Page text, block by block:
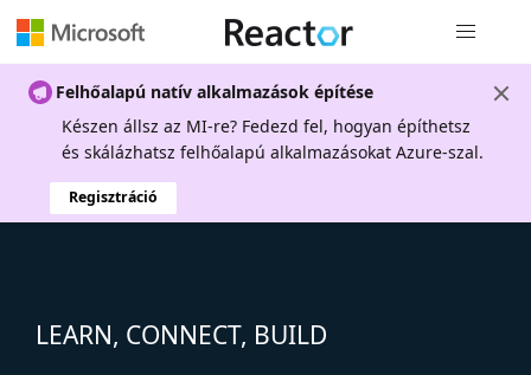
Felhőalapú natív alkalmazások építése
Készen állsz az MI-re? Fedezd fel, hogyan építhetsz
és skálázhatsz felhőalapú alkalmazásokat Azure-szal.
Regisztráció
LEARN, CONNECT, BUILD